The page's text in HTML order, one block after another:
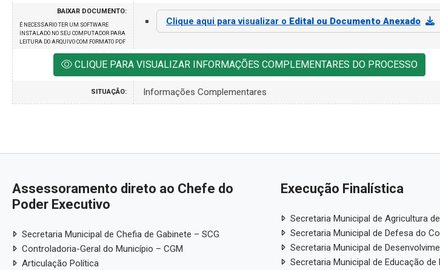
BAIXAR DOCUMENTO:
É NECESSARIO TER UM SOFTWARE
INSTALADO NO SEU COMPUTADOR PARA
LEITURA DO ARQUIVO COM FORMATO PDF
Clique aqui para visualizar o Edital ou Documento Anexado
CLIQUE PARA VISUALIZAR INFORMAÇÕES COMPLEMENTARES DO PROCESSO
SITUAÇÃO: Informações Complementares
Assessoramento direto ao Chefe do
Poder Executivo
Secretaria Municipal de Chefia de Gabinete – SCG
Controladoria-Geral do Município – CGM
Articulação Política
Execução Finalística
Secretaria Municipal de Agricultura
Secretaria Municipal de Defesa do
Secretaria Municipal de
Secretaria Municipal de Educação de